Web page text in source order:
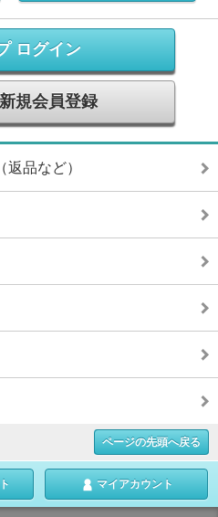
ログイン
規会員登録
品など）
ページの先頭へ戻る
マイアカウント